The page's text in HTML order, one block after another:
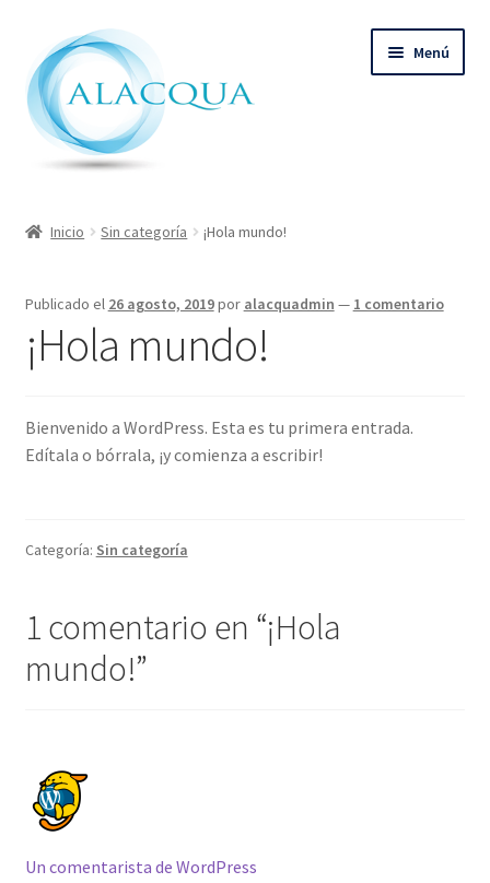
la
navegación
al
contenido
Menú
Quienes Somos
Contacto
Inicio Sin categoría ¡Hola mundo!
Publicado el 26 agosto, 2019por alacquadmin — 1 comentario
¡Hola mundo!
Bienvenido a WordPress. Esta es tu primera entrada.
Edítala o bórrala, ¡y comienza a escribir!
Categoría: Sin categoría
1 comentario en “¡Hola
mundo!”
Un comentarista de WordPress